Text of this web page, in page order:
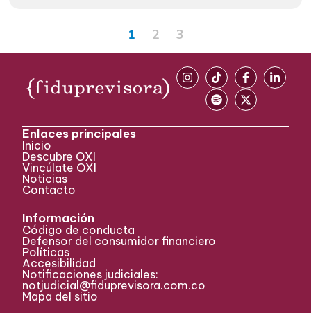
1 2 3
Enlaces principales
Inicio
Descubre OXI
Vincúlate OXI
Noticias
Contacto
Información
Código de conducta
Defensor del consumidor financiero
Políticas
Accesibilidad
Notificaciones judiciales:
notjudicial@fiduprevisora.com.co
Mapa del sitio